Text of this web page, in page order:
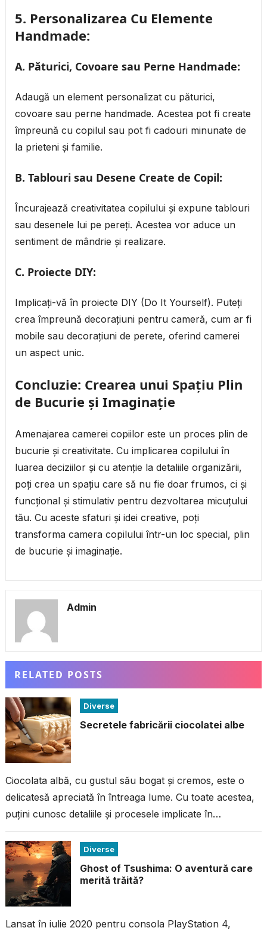
5. Personalizarea Cu Elemente
Handmade:
A. Păturici, Covoare sau Perne Handmade:
Adaugă un element personalizat cu păturici,
covoare sau perne handmade. Acestea pot fi create
împreună cu copilul sau pot fi cadouri minunate de
la prieteni și familie.
B. Tablouri sau Desene Create de Copil:
Încurajează creativitatea copilului și expune tablouri
sau desenele lui pe pereți. Acestea vor aduce un
sentiment de mândrie și realizare.
C. Proiecte DIY:
Implicați-vă în proiecte DIY (Do It Yourself). Puteți
crea împreună decorațiuni pentru cameră, cum ar fi
mobile sau decorațiuni de perete, oferind camerei
un aspect unic.
Concluzie: Crearea unui Spațiu Plin
de Bucurie și Imaginație
Amenajarea camerei copiilor este un proces plin de
bucurie și creativitate. Cu implicarea copilului în
luarea deciziilor și cu atenție la detaliile organizării,
poți crea un spațiu care să nu fie doar frumos, ci și
funcțional și stimulativ pentru dezvoltarea micuțului
tău. Cu aceste sfaturi și idei creative, poți
transforma camera copilului într-un loc special, plin
de bucurie și imaginație.
Admin
RELATED POSTS
Diverse
Secretele fabricării ciocolatei albe
Ciocolata albă, cu gustul său bogat și cremos, este o
delicatesă apreciată în întreaga lume. Cu toate acestea,
puțini cunosc detaliile și procesele implicate în
Diverse
Ghost of Tsushima: O aventură care
merită trăită?
Lansat în iulie 2020 pentru consola PlayStation 4,